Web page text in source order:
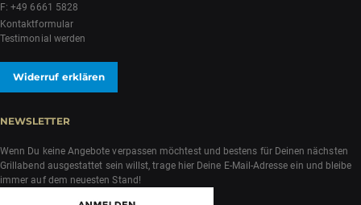
F: +49 6661 5828
Kontaktformular
Testimonial werden
Widerruf erklären
NEWSLETTER
Wenn Du keine Angebote verpassen möchtest und bestens für Deinen nächsten
Grillabend ausgestattet sein willst, trage hier Deine E-Mail-Adresse ein und bleibe
immer auf dem neuesten Stand!